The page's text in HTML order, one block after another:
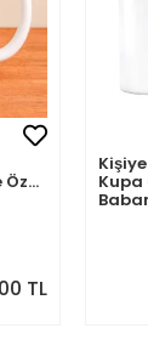
TL
Kupa